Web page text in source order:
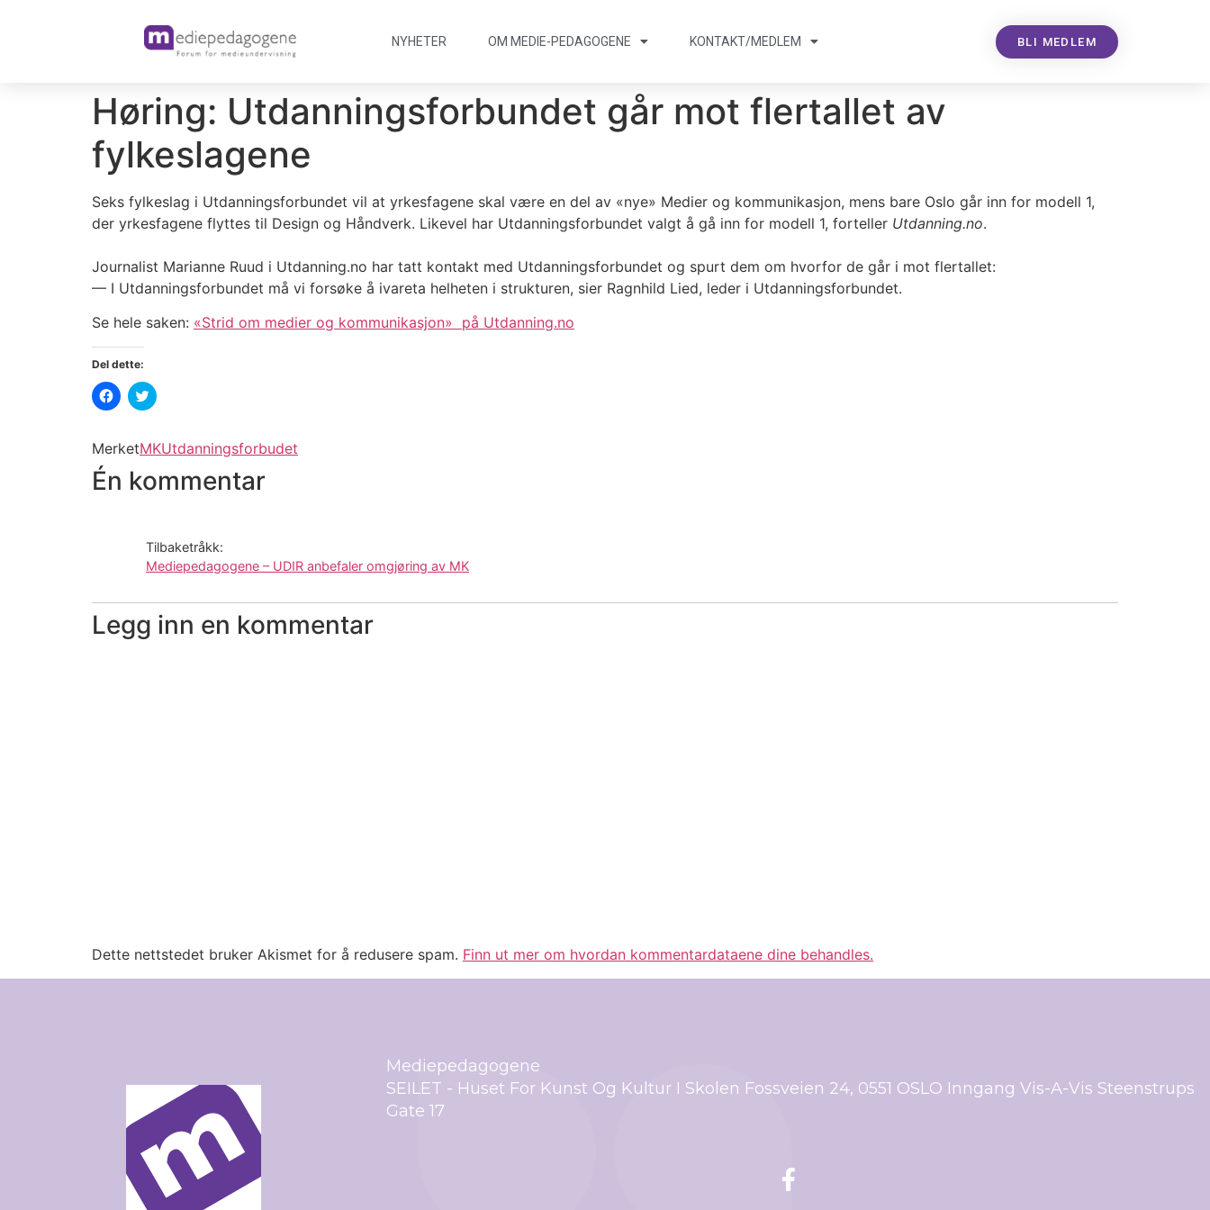
NYHETER OM MEDIE-PEDAGOGENE KONTAKT/MEDLEM BLI MEDLEM
Høring: Utdanningsforbundet går mot flertallet av
fylkeslagene
Seks fylkeslag i Utdanningsforbundet vil at yrkesfagene skal være en del av «nye» Medier og kommunikasjon, mens bare Oslo går inn for modell 1,
der yrkesfagene flyttes til Design og Håndverk. Likevel har Utdanningsforbundet valgt å gå inn for modell 1, forteller Utdanning.no.
Journalist Marianne Ruud i Utdanning.no har tatt kontakt med Utdanningsforbundet og spurt dem om hvorfor de går i mot flertallet:
— I Utdanningsforbundet må vi forsøke å ivareta helheten i strukturen, sier Ragnhild Lied, leder i Utdanningsforbundet.
Se hele saken: «Strid om medier og kommunikasjon» på Utdanning.no
Del dette:
Klikk
for
på
Facebook(åpnes
en
ny
Klikk
for
på
Twitter(åpnes
en
ny
MerketMKUtdanningsforbudet
Én kommentar
Tilbaketråkk:
Mediepedagogene – UDIR anbefaler omgjøring av MK
Legg inn en kommentar
Dette nettstedet bruker Akismet for å redusere spam. Finn ut mer om hvordan kommentardataene dine behandles.
Mediepedagogene
SEILET - Huset For Kunst Og Kultur I Skolen Fossveien 24, 0551 OSLO Inngang Vis-A-Vis Steenstrups
Gate 17